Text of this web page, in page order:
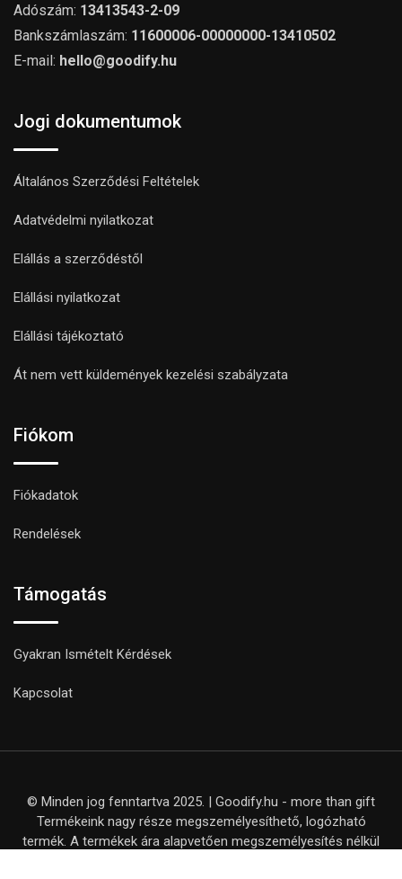
Adószám: 13413543-2-09
Bankszámlaszám: 11600006-00000000-13410502
E-mail: hello@goodify.hu
Jogi dokumentumok
Általános Szerződési Feltételek
Adatvédelmi nyilatkozat
Elállás a szerződéstől
Elállási nyilatkozat
Elállási tájékoztató
Át nem vett küldemények kezelési szabályzata
Fiókom
Fiókadatok
Rendelések
Támogatás
Gyakran Ismételt Kérdések
Kapcsolat
© Minden jog fenntartva 2025. | Goodify.hu - more than gift
Termékeink nagy része megszemélyesíthető, logózható
termék. A termékek ára alapvetően megszemélyesítés nélkül